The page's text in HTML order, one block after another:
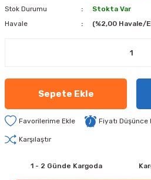
Stok Durumu
Stokta Var
Havale
(%2,00 Havale/
Sepete Ekle
Fiyatı Düşünce
Karşılaştır
1 - 2 Günde Kargoda